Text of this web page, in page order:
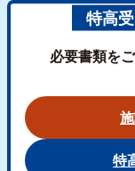
特高
必要書類を
特